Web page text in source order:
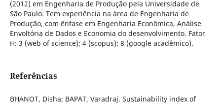
(2012) em Engenharia de Produção pela Universidade de
São Paulo. Tem experiência na área de Engenharia de
Produção, com ênfase em Engenharia Econômica, Análise
Envoltória de Dados e Economia do desenvolvimento. Fator
H: 3 (web of science); 4 (scopus); 8 (google acadêmico).
Referências
BHANOT, Disha; BAPAT, Varadraj. Sustainability index of